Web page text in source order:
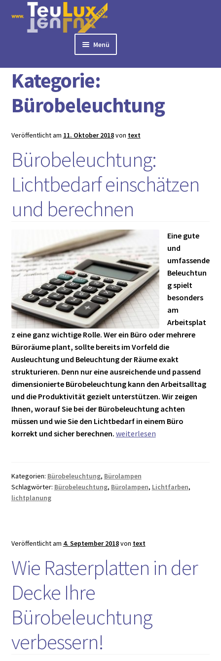
Navigation
springen
Inhalt
springen
Menü
► LED PANELS
► RASTERLEUCHTEN
► DOWNLIGHTS
► TISCHLEUCHTEN
► 3 PHASEN STROMSCHIENE
► AUSSENLEUCHTEN
► LED STREIFEN
► LEUCHTMITTEL
► VERSANDARTEN
Kategorie:
Bürobeleuchtung
Veröffentlicht am 11. Oktober 2018von text
Bürobeleuchtung:
Lichtbedarf einschätzen
und berechnen
Eine gute
und
umfassende
Beleuchtun
g spielt
besonders
am
Arbeitsplat
z eine ganz wichtige Rolle. Wer ein Büro oder mehrere
Büroräume plant, sollte bereits im Vorfeld die
Ausleuchtung und Beleuchtung der Räume exakt
strukturieren. Denn nur eine ausreichende und passend
dimensionierte Bürobeleuchtung kann den Arbeitsalltag
und die Produktivität gezielt unterstützen. Wir zeigen
Ihnen, worauf Sie bei der Bürobeleuchtung achten
müssen und wie Sie den Lichtbedarf in einem Büro
korrekt und sicher berechnen. Bürobeleuchtung:
berechnen
weiterlesen
Kategorien: Bürobeleuchtung, Bürolampen
Schlagwörter: Bürobeleuchtung, Bürolampen, Lichtfarben,
lichtplanung
Veröffentlicht am 4. September 2018von text
Wie Rasterplatten in der
Decke Ihre
Bürobeleuchtung
verbessern!